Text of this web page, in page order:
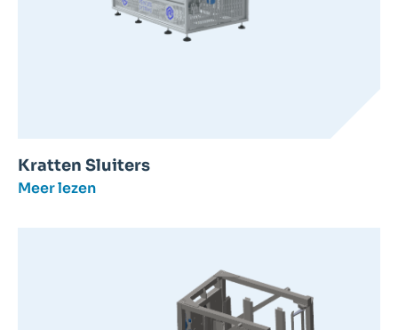
Kratten Sluiters
Meer lezen